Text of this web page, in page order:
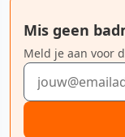
Mis geen
Meld je aan voor
E-mailadres